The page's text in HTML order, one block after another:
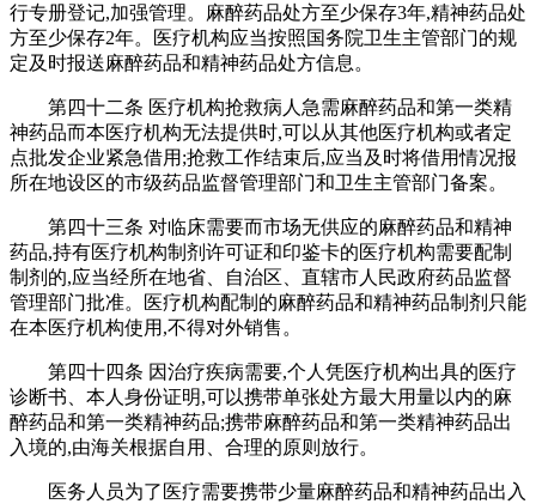
行专册登记,加强管理。麻醉药品处方至少保存3年,精神药品处
方至少保存2年。医疗机构应当按照国务院卫生主管部门的规
定及时报送麻醉药品和精神药品处方信息。
第四十二条 医疗机构抢救病人急需麻醉药品和第一类精
神药品而本医疗机构无法提供时,可以从其他医疗机构或者定
点批发企业紧急借用;抢救工作结束后,应当及时将借用情况报
所在地设区的市级药品监督管理部门和卫生主管部门备案。
第四十三条 对临床需要而市场无供应的麻醉药品和精神
药品,持有医疗机构制剂许可证和印鉴卡的医疗机构需要配制
制剂的,应当经所在地省、自治区、直辖市人民政府药品监督
管理部门批准。医疗机构配制的麻醉药品和精神药品制剂只能
在本医疗机构使用,不得对外销售。
第四十四条 因治疗疾病需要,个人凭医疗机构出具的医疗
诊断书、本人身份证明,可以携带单张处方最大用量以内的麻
醉药品和第一类精神药品;携带麻醉药品和第一类精神药品出
入境的,由海关根据自用、合理的原则放行。
医务人员为了医疗需要携带少量麻醉药品和精神药品出入